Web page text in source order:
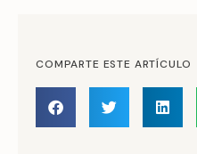
COMPARTE ESTE ARTÍCULO